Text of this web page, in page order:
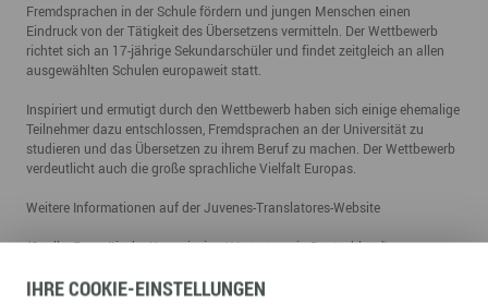
Fremdsprachen in der Schule fördern und jungen Menschen einen
Eindruck von der Tätigkeit des Übersetzens vermitteln. Der Wettbewerb
richtet sich an 17-jährige Sekundarschüler und findet zeitgleich an allen
ausgewählten Schulen europaweit statt.
Inspiriert und ermutigt durch den Wettbewerb haben sich einige ehemalige
Teilnehmer dazu entschlossen, Fremdsprachen an der Universität zu
studieren und das Übersetzen zu ihrem Beruf zu machen. Der Wettbewerb
verdeutlicht auch die große sprachliche Vielfalt Europas.
Weitere Informationen auf derJuvenes-Translatores-Website
(Quelle: Europäische Kommission/ Vertretung in Deutschland)
01.09.2017
IHRECOOKIE-EINSTELLUNGEN